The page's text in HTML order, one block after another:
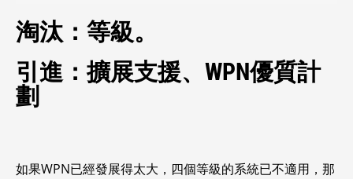
淘汰：等級。
引進：擴展支援、WPN優質計
劃
如果WPN已經發展得太大，四個等級的系統已不適用，那